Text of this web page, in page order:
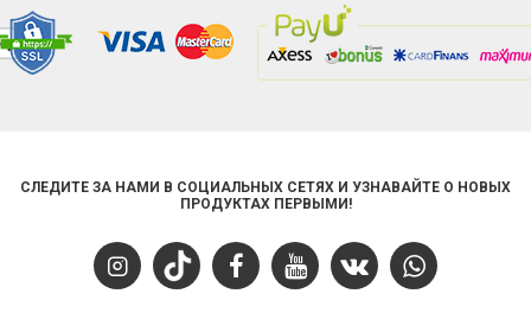
СЛЕДИТЕ ЗА НАМИ В СОЦИАЛЬНЫХ СЕТЯХ И УЗНАВАЙТЕ О НОВЫХ
ПРОДУКТАХ ПЕРВЫМИ!